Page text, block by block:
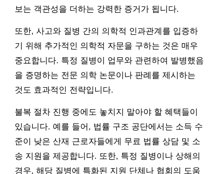
보는 객관성을 더하는 강력한 증거가 됩니다.
또한, 사고와 질병 간의 의학적 인과관계를 입증하
기 위해 추가적인 의학적 자문을 구하는 것은 매우
중요합니다. 특정 질병이 업무와 관련하여 발병했음
을 증명하는 전문 의학 논문이나 판례를 제시하는
것도 효과적인 전략입니다.
불복 절차 진행 중에도 놓치지 말아야 할 혜택들이
있습니다. 예를 들어, 법률 구조 공단에서는 소득 수
준이 낮은 산재 근로자들에게 무료 법률 상담 및 소
송 지원을 제공합니다. 또한, 특정 질병이나 상해의
경우, 해당 질병에 특화된 지원 단체나 협회의 도움